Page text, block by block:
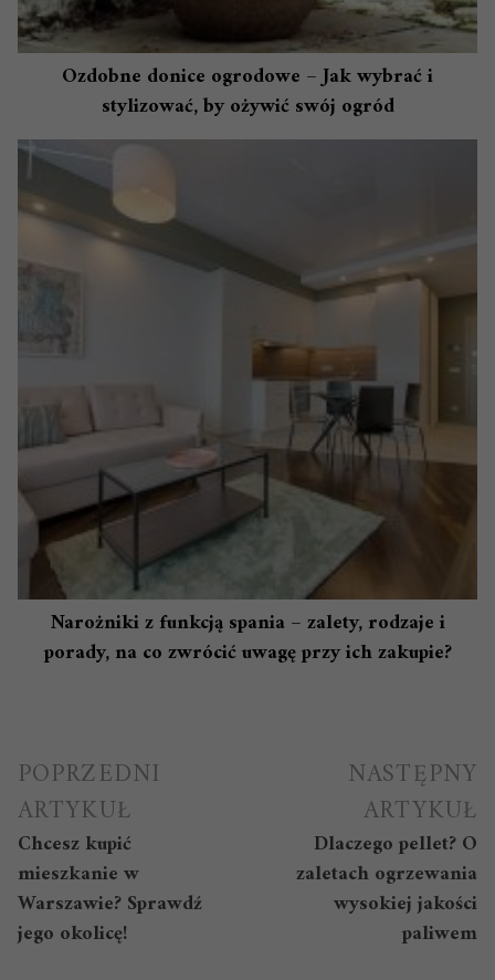
Ozdobne donice ogrodowe – Jak wybrać i
stylizować, by ożywić swój ogród
Narożniki z funkcją spania – zalety, rodzaje i
porady, na co zwrócić uwagę przy ich zakupie?
Nawigacja
wpisu
POPRZEDNI
ARTYKUŁ
Chcesz kupić
mieszkanie w
Warszawie? Sprawdź
jego okolicę!
NASTĘPNY
ARTYKUŁ
Dlaczego pellet? O
zaletach ogrzewania
wysokiej jakości
paliwem